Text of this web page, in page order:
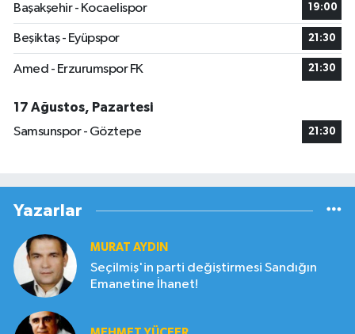
Başakşehir - Kocaelispor
19:00
Beşiktaş - Eyüpspor 21:30
Amed - Erzurumspor FK 21:30
17 Ağustos, Pazartesi
Samsunspor - Göztepe
21:30
Yazarlar
MURAT AYDIN
Seçilmiş'in parti değiştirmesi Sandığın
Emanetine İhanet!